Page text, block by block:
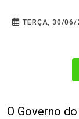
TERÇA, 30/06/
O Governo